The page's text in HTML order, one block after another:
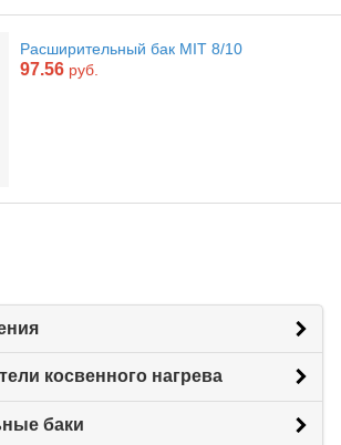
Расширительный бак MIT 8/10
97.56 руб.
косвенного нагрева
баки